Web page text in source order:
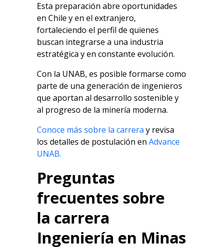
Esta preparación abre oportunidades
en Chile y en el extranjero,
fortaleciendo el perfil de quienes
buscan integrarse a una industria
estratégica y en constante evolución.
Con la UNAB, es posible formarse como
parte de una generación de ingenieros
que aportan al desarrollo sostenible y
al progreso de la minería moderna.
Conoce más sobre la carrera y revisa
los detalles de postulación en Advance
UNAB.
Preguntas
frecuentes sobre
la carrera
Ingeniería en Minas